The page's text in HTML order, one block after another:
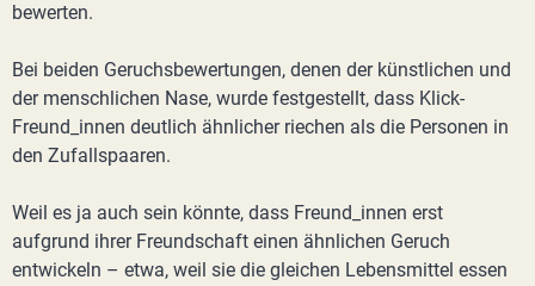
bewerten.
Bei beiden Geruchsbewertungen, denen der künstlichen und
der menschlichen Nase, wurde festgestellt, dass Klick-
Freund_innen deutlich ähnlicher riechen als die Personen in
den Zufallspaaren.
Weil es ja auch sein könnte, dass Freund_innen erst
aufgrund ihrer Freundschaft einen ähnlichen Geruch
entwickeln – etwa, weil sie die gleichen Lebensmittel essen